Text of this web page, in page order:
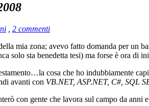
2 commenti
mia zona; avevo fatto domanda per un
solo sta benedetta tesi) ma forse è ora di
cosa che ho indubbiamente
avanti con VB.NET, ASP.NET, C#, SQL
con gente che lavora sul campo da anni